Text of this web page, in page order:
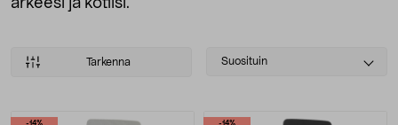
arkeesi ja kotiisi.
Tarkenna
Select
Suosituin